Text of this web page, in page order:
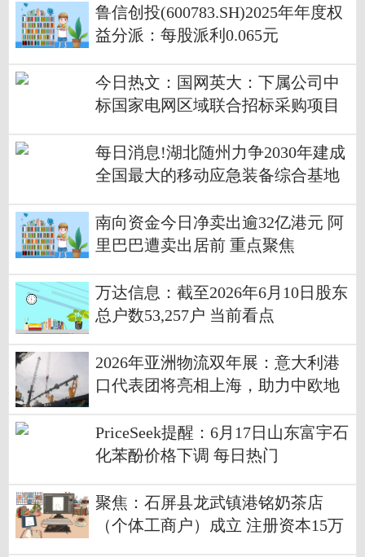
鲁信创投(600783.SH)2025年年度权
益分派：每股派利0.065元
今日热文：国网英大：下属公司中
标国家电网区域联合招标采购项目
每日消息!湖北随州力争2030年建成
全国最大的移动应急装备综合基地
南向资金今日净卖出逾32亿港元 阿
里巴巴遭卖出居前 重点聚焦
万达信息：截至2026年6月10日股东
总户数53,257户 当前看点
2026年亚洲物流双年展：意大利港
口代表团将亮相上海，助力中欧地
PriceSeek提醒：6月17日山东富宇石
化苯酚价格下调 每日热门
聚焦：石屏县龙武镇港铭奶茶店
（个体工商户）成立 注册资本15万